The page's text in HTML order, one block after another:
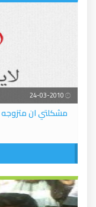
مشكلتي ان